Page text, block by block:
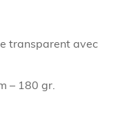
transparent avec
– 180 gr.